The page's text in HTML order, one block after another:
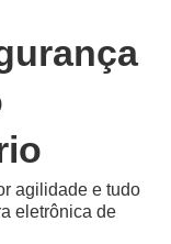
agilidade e tudo
eletrônica de